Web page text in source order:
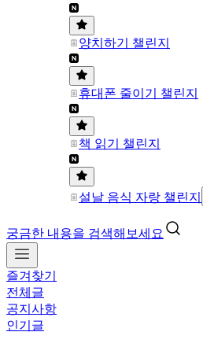
양치하기 챌린지
휴대폰 줄이기 챌린지
책 읽기 챌린지
설날 음식 자랑 챌린지
궁금한 내용을 검색해보세요
즐겨찾기
전체글
공지사항
인기글